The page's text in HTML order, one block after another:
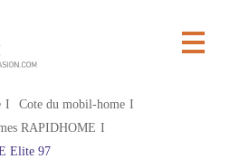
Cote du mobil-home
RAPIDHOME
Elite 97